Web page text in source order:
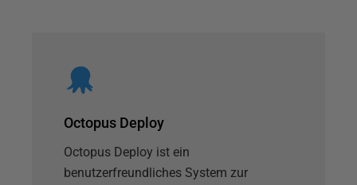
Octopus Deploy
Octopus Deploy ist ein
benutzerfreundliches System zur